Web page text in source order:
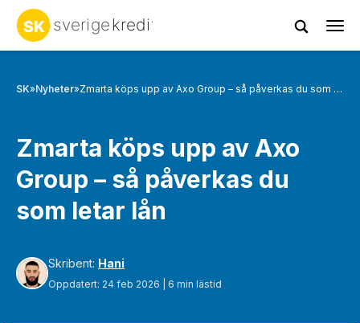
SK»Nyheter» Zmarta köps upp av Axo Group – så påverkas du som letar lån
Zmarta köps upp av Axo
Group – så påverkas du
som letar lån
Skribent: Hani
Oppdatert: 24 feb 2026 | 6 min lästid